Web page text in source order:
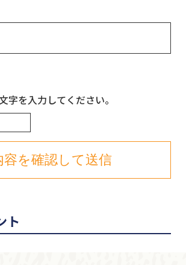
字を入力してください。
ト